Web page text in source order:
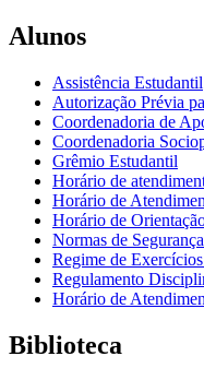
Alunos
Assistência Estudantil
Autorização Prévia
Coordenadoria de
Coordenadoria
Grêmio Estudantil
Horário de
Horário de
Horário de
Normas de
Regime de
Regulamento
Horário de
Biblioteca